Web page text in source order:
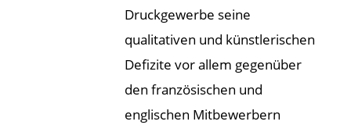
Druckgewerbe seine
qualitativen und künstlerischen
Defizite vor allem gegenüber
den französischen und
englischen Mitbewerbern